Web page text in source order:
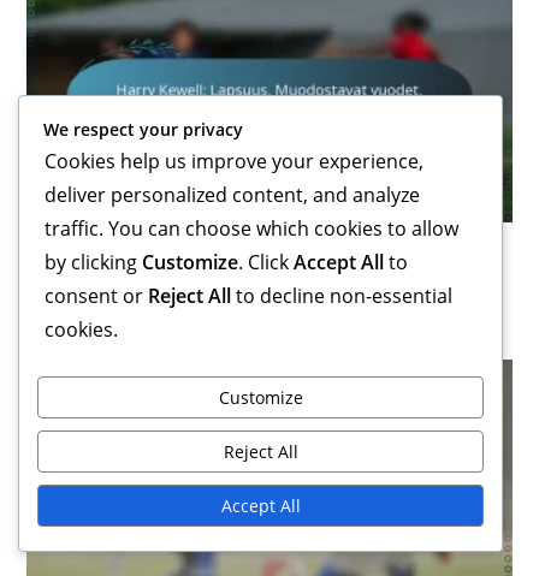
Harry Kewell: Lapsuus, Muodostavat vuodet,
Varhaiset vaikutteet
13/02/2026
We respect your privacy
Cookies help us improve your experience,
deliver personalized content, and analyze
traffic. You can choose which cookies to allow
by clicking Customize. ClickAccept Allto
consent or Reject Allto decline non-essential
cookies.
Customize
Reject All
Accept All